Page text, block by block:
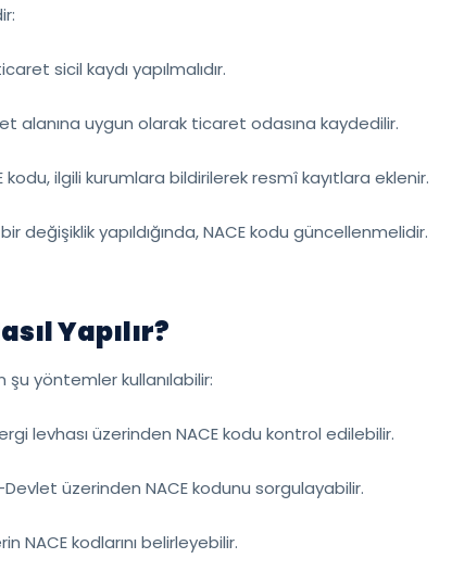
sicil kaydı yapılmalıdır.
alanına uygun olarak ticaret odasına kaydedilir.
kodu, ilgili kurumlara bildirilerek resmî kayıtlara eklenir.
değişiklik yapıldığında, NACE kodu güncellenmelidir.
Yapılır?
yöntemler kullanılabilir:
levhası üzerinden NACE kodu kontrol edilebilir.
Devlet üzerinden NACE kodunu sorgulayabilir.
NACE kodlarını belirleyebilir.